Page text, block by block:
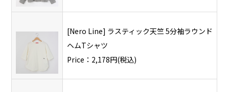
[Nero Line] ラスティック天竺 5分袖ラウンド
ヘムTシャツ
Price：2,178円(税込)